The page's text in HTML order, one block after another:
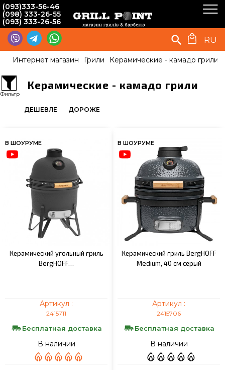
(093)333-56-46
(098) 333-26-55
(093) 333-26-56
RU
Интернет магазин Грили Керамические - камадо грили
Керамические - камадо грили
ДЕШЕВЛЕ ДОРОЖЕ
В ШОУРУМЕ
Керамический угольный гриль
BergHOFF…
Артикул :
2415711
Бесплатная доставка
В наличии
В ШОУРУМЕ
Керамический гриль BergHOFF
Medium, 40 см серый
Артикул :
2415706
Бесплатная доставка
В наличии
Фильтр